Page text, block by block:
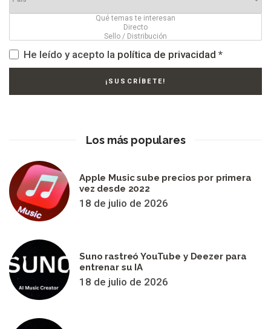
He leído y acepto la política de privacidad *
Los más populares
Apple Music sube precios por primera
vez desde 2022
18 de julio de 2026
Suno rastreó YouTube y Deezer para
entrenar su IA
18 de julio de 2026